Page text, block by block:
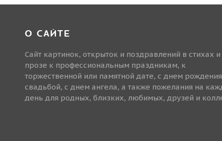
О САЙТЕ
Сайт картинок, открыток и поздравлений в стихах и
прозе к профессиональным праздникам, к
торжественной или памятной дате, с днем
свадьбой, с днем ангела, а также пожелания на
день для родных, близких, любимых, друзей и